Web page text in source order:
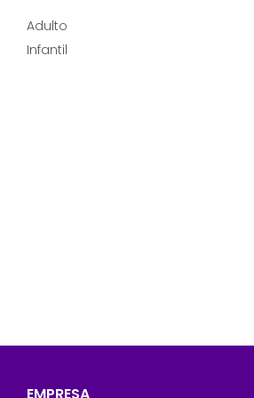
Adulto
Infantil